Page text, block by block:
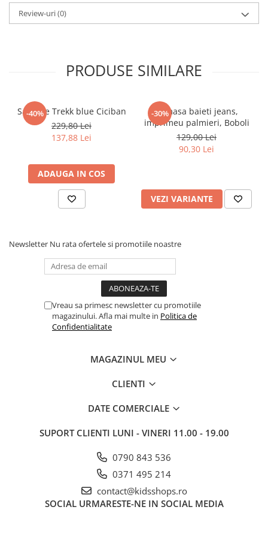
Pijamale
Pulovere/Bolero tricot
Set 2/3 piese maneca lunga
lung
Trening 2/3 piese primavara
Tricouri maneca lunga
Review-uri(0)
PRODUSE SIMILARE
-40%
Sandale Trekk blue Ciciban
229,80 Lei
137,88 Lei
ADAUGA IN COS
-30%
Camasa baieti jeans,
imprimeu palmieri, Boboli
129,00 Lei
90,30 Lei
VEZI VARIANTE
Newsletter Nu rata ofertele si promotiile noastre
Vreau sa primesc newsletter cu promotiile
magazinului. Afla mai multe in Politica de
Confidentialitate
MAGAZINUL MEU
CLIENTI
DATE COMERCIALE
SUPORT CLIENTI LUNI - VINERI 11.00 - 19.00
0790 843 536
0371 495 214
contact@kidsshops.ro
SOCIAL URMARESTE-NE IN SOCIAL MEDIA